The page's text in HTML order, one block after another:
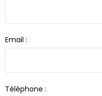
Email :
Téléphone :